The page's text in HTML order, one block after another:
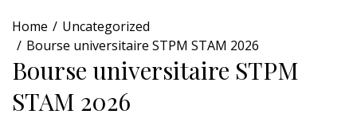
Home
Uncategorized
Bourse universitaire STPM STAM 2026
Bourse universitaire STPM
STAM 2026